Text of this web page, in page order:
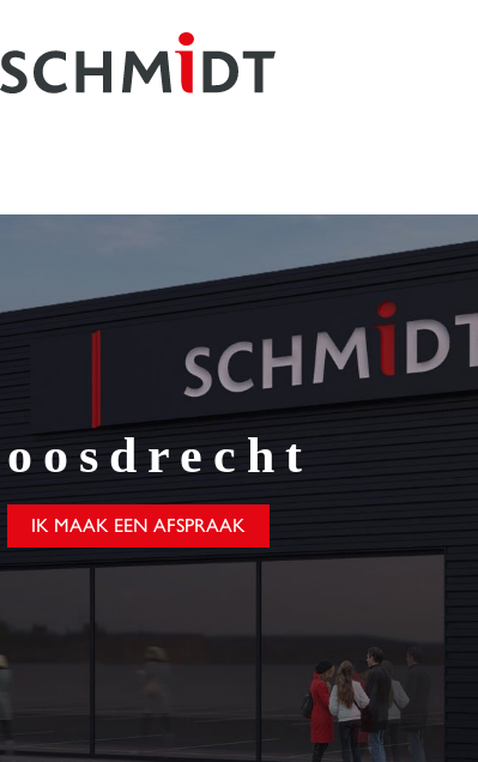
IK MAAK EEN AFSPRAAK